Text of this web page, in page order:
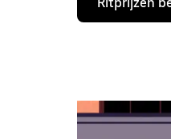
de
te
openen